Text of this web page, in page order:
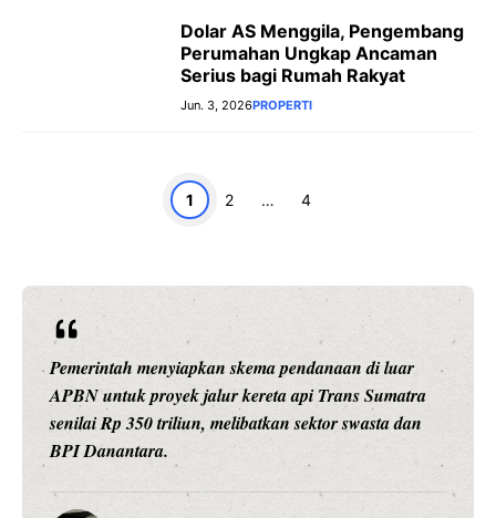
Dolar AS Menggila, Pengembang
Perumahan Ungkap Ancaman
Serius bagi Rumah Rakyat
Jun. 3, 2026PROPERTI
Page
1 Page
2 … Page
4
Pemerintah menyiapkan skema pendanaan di luar
APBN untuk proyek jalur kereta api Trans Sumatra
senilai Rp 350 triliun, melibatkan sektor swasta dan
BPI Danantara.